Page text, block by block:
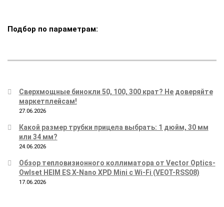
Подбор по параметрам:
Сверхмощные бинокли 50, 100, 300 крат? Не доверяйте
маркетплейсам!
27.06.2026
Какой размер трубки прицела выбрать: 1 дюйм, 30 мм
или 34 мм?
24.06.2026
Обзор тепловизионного коллиматора от Vector Optics-
Owlset HEIM ES X-Nano XPD Mini с Wi-Fi (VEOT-RSS08)
17.06.2026